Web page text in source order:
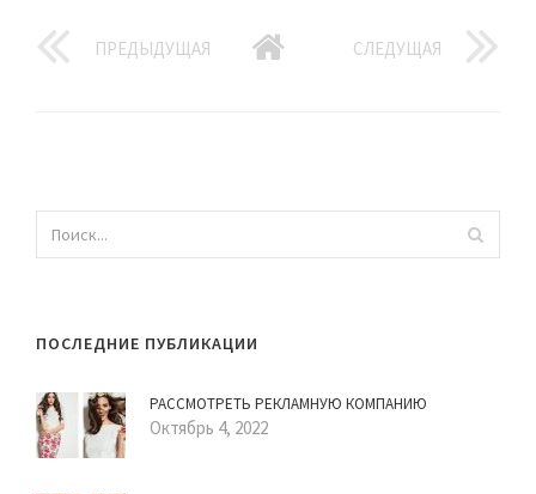
ПРЕДЫДУЩАЯ СЛЕДУЩАЯ
ПОСЛЕДНИЕ ПУБЛИКАЦИИ
РАССМОТРЕТЬ РЕКЛАМНУЮ КОМПАНИЮ
Октябрь 4, 2022